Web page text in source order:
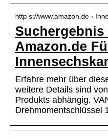
http s://www.amazon.de ›
Suchergebnis
Amazon.de
Erfahre mehr über
weitere Details sind
Produkts abhängig.
Drehmomentschlüssel